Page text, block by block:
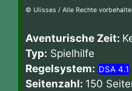
© Ulisses / Alle Rechte
Aventurische Zeit:
Typ: Spielhilfe
Regelsystem: DSA 4.1
Seitenzahl: 150